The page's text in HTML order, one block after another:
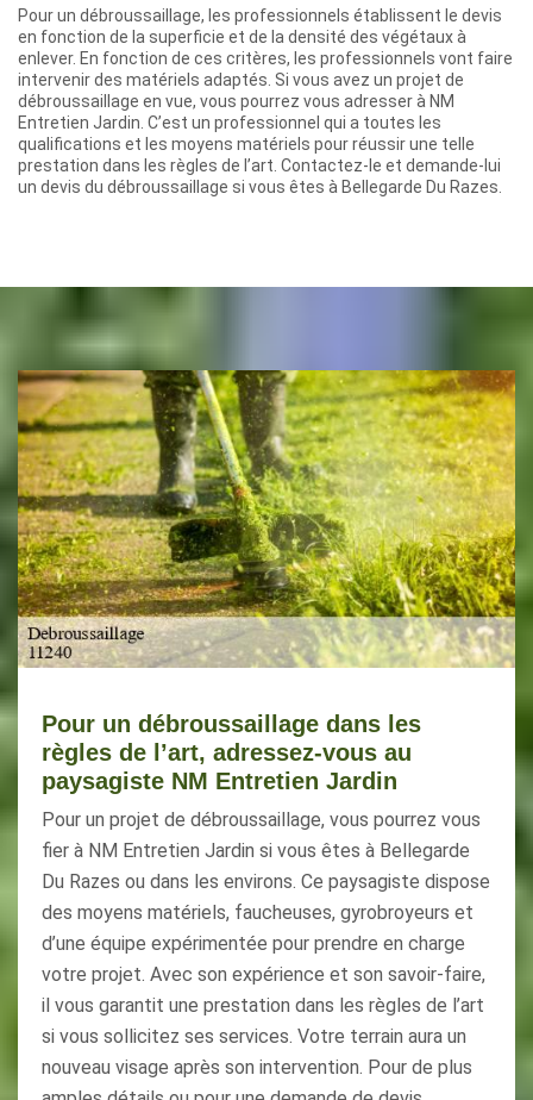
Pour un débroussaillage, les professionnels établissent le devis
en fonction de la superficie et de la densité des végétaux à
enlever. En fonction de ces critères, les professionnels vont faire
intervenir des matériels adaptés. Si vous avez un projet de
débroussaillage en vue, vous pourrez vous adresser à NM
Entretien Jardin. C’est un professionnel qui a toutes les
qualifications et les moyens matériels pour réussir une telle
prestation dans les règles de l’art. Contactez-le et demande-lui
un devis du débroussaillage si vous êtes à Bellegarde Du Razes.
Pour un débroussaillage dans les
règles de l’art, adressez-vous au
paysagiste NM Entretien Jardin
Pour un projet de débroussaillage, vous pourrez vous
fier à NM Entretien Jardin si vous êtes à Bellegarde
Du Razes ou dans les environs. Ce paysagiste dispose
des moyens matériels, faucheuses, gyrobroyeurs et
d’une équipe expérimentée pour prendre en charge
votre projet. Avec son expérience et son savoir-faire,
il vous garantit une prestation dans les règles de l’art
si vous sollicitez ses services. Votre terrain aura un
nouveau visage après son intervention. Pour de plus